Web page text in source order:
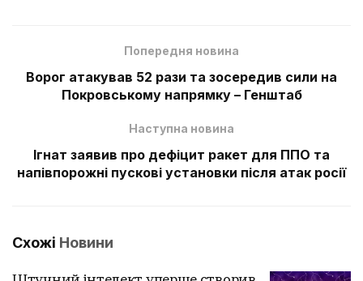
Попередня новина
Ворог атакував 52 рази та зосередив сили на
Покровському напрямку – Генштаб
Наступна новина
Ігнат заявив про дефіцит ракет для ППО та
напівпорожні пускові установки після атак росії
Схожі Новини